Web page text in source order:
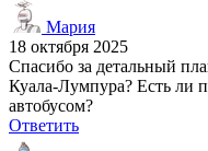
Мария
18 октября 2025
Спасибо за детальный
Куала-Лумпура? Есть ли
автобусом?
Ответить